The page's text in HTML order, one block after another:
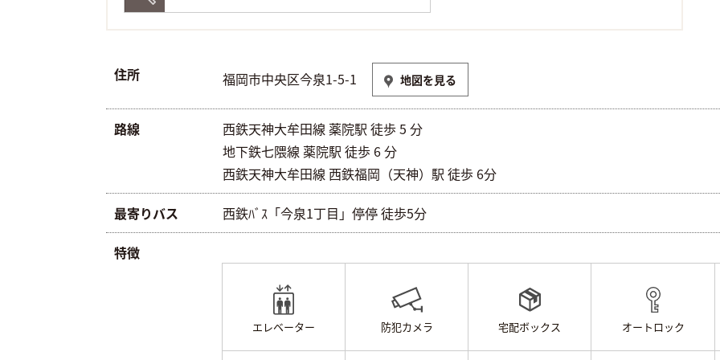
住所 福岡市中央区今泉1-5-1 地図を見る
路線
西鉄天神大牟田線 薬院駅 徒歩 5 分
地下鉄七隈線 薬院駅 徒歩 6 分
西鉄天神大牟田線 西鉄福岡（天神）駅 徒歩 6分
最寄りバス 西鉄ﾊﾞｽ「今泉1丁目」停停 徒歩5分
特徴
エレベーター 防犯カメラ 宅配ボックス オートロック